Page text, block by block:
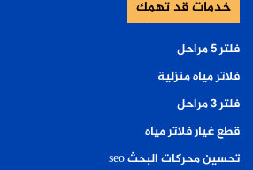
خدمات قد تهمك
فلتر ٥ مراحل
فلاتر مياه منزلية
فلتر ٣ مراحل
قطع غيار فلاتر مياه
تحسين محركات البحث seo